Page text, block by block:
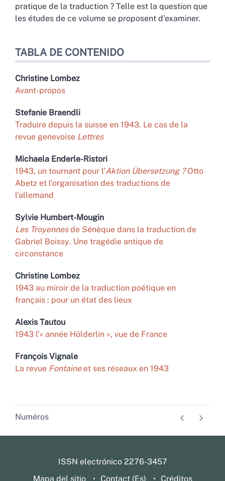
pratique de la traduction ? Telle est la question que
les études de ce volume se proposent d’examiner.
TABLA DE CONTENIDO
Christine Lombez
Avant-propos
Stefanie Braendli
Traduire depuis la suisse en 1943. Le cas de la
revue genevoise Lettres
Michaela Enderle-Ristori
1943, un tournant pour l’Aktion Übersetzung ? Otto
Abetz et l’organisation des traductions de
l'allemand
Sylvie Humbert-Mougin
Les Troyennesde Sénèque dans la traduction de
Gabriel Boissy. Une tragédie antique de
circonstance
Christine Lombez
1943 au miroir de la traduction poétique en
français : pour un état des lieux
Alexis Tautou
1943 l’« année Hölderlin », vue de France
François Vignale
La revue Fontaineet ses réseaux en 1943
Numéros
ISSN electrónico 2276-3457
Mapa del sitio
Contact (Es) Créditos